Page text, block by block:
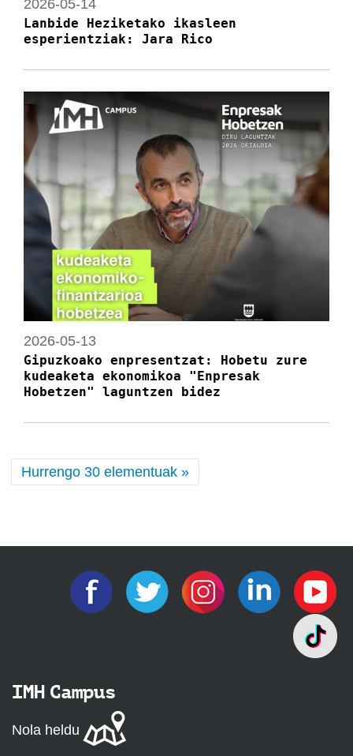
2026-05-14
Lanbide Heziketako ikasleen
esperientziak: Jara Rico
2026-05-13
Gipuzkoako enpresentzat: Hobetu zure
kudeaketa ekonomikoa "Enpresak
Hobetzen" laguntzen bidez
Hurrengo 30 elementuak »
IMH Campus
Nola heldu